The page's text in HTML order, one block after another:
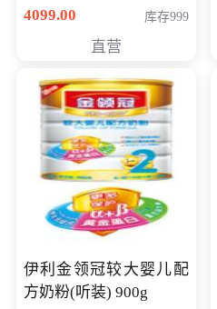
顽石（7代i7-7500U 4G
4099.00 库存999
直营
伊利金领冠较大婴儿配
方奶粉(听装) 900g